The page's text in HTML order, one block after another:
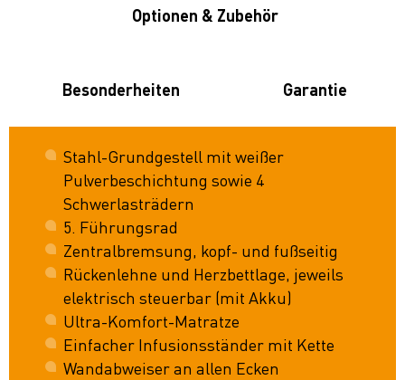
Optionen & Zubehör
Besonderheiten Garantie
Stahl-Grundgestell mit weißer
Pulverbeschichtung sowie 4
Schwerlasträdern
5. Führungsrad
Zentralbremsung, kopf- und fußseitig
Rückenlehne und Herzbettlage, jeweils
elektrisch steuerbar (mit Akku)
Ultra-Komfort-Matratze
Einfacher Infusionsständer mit Kette
Wandabweiser an allen Ecken